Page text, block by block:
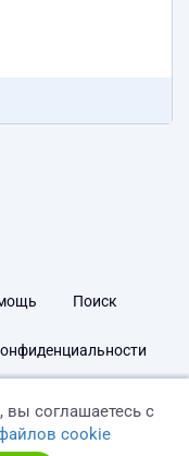
Поиск
соглашаетесь с
cookie